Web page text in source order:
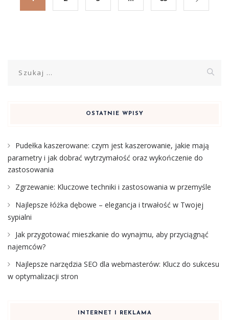
OSTATNIE WPISY
Pudełka kaszerowane: czym jest kaszerowanie, jakie mają
parametry i jak dobrać wytrzymałość oraz wykończenie do
zastosowania
Zgrzewanie: Kluczowe techniki i zastosowania w przemyśle
Najlepsze łóżka dębowe – elegancja i trwałość w Twojej
sypialni
Jak przygotować mieszkanie do wynajmu, aby przyciągnąć
najemców?
Najlepsze narzędzia SEO dla webmasterów: Klucz do sukcesu
w optymalizacji stron
INTERNET I REKLAMA